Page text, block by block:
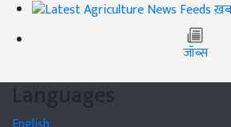
जॉब्स
Languages